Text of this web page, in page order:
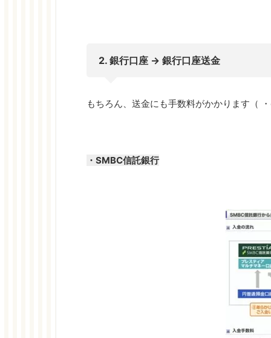
2. 銀行口座 → 銀行口座送金
もちろん、送金にも手数料がかかります（
・SMBC信託銀行